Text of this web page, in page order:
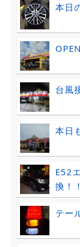
本日
台風
本日
E52
換！
テー